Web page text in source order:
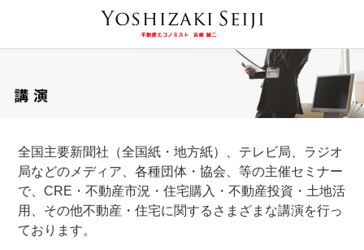
全国主要新聞社（全国紙・地方紙）、テレビ局、ラジオ
局などのメディア、各種団体・協会、等の主催セミナー
で、CRE・不動産市況・住宅購入・不動産投資・土地活
用、その他不動産・住宅に関するさまざまな講演を行っ
ております。